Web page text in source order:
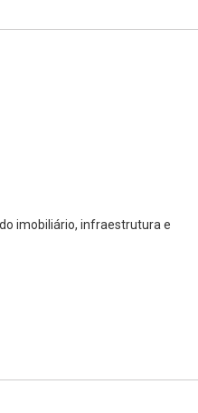
imobiliário, infraestrutura e